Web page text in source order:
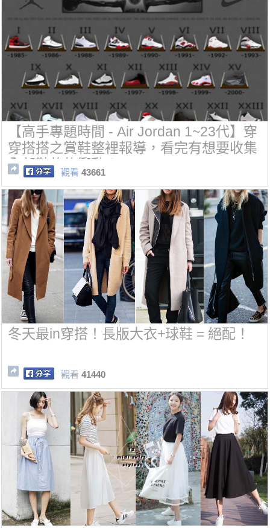
【高手專題時間 - Air Jordan 1~23代】穿
穿搭搭之賞鞋整裡報導，看完有想要收集
全部鞋款的衝動！
觀看 43661
冬天最in穿搭！長版大衣+球鞋 = 絕配！
觀看 41440